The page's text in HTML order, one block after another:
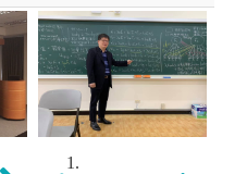
實作實習: 做中
1.